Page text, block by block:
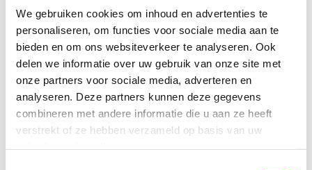
We gebruiken cookies om inhoud en advertenties te
personaliseren, om functies voor sociale media aan te
bieden en om ons websiteverkeer te analyseren. Ook
delen we informatie over uw gebruik van onze site met
onze partners voor sociale media, adverteren en
analyseren. Deze partners kunnen deze gegevens
combineren met andere informatie die u aan ze heeft
verstrekt of ze hebben verzameld op basis van uw
De compacte afmeting maakt de stolp ideaal voor
creatieve presentaties. Denk aan kleine zoetigheden, mini
taartjes, bruidssuikers, bonbons, geurkaarsjes, sieraden,
mini cactusjes of een persoonlijk bedankje. Door de
transparante afwerking blijft de inhoud perfect zichtbaar,
wat deze stolp geschikt maakt voor feestjes,
babyshowers, bruiloften, zakelijke giveaways en
decoratieve styling.
Geschikt voor o.a.: